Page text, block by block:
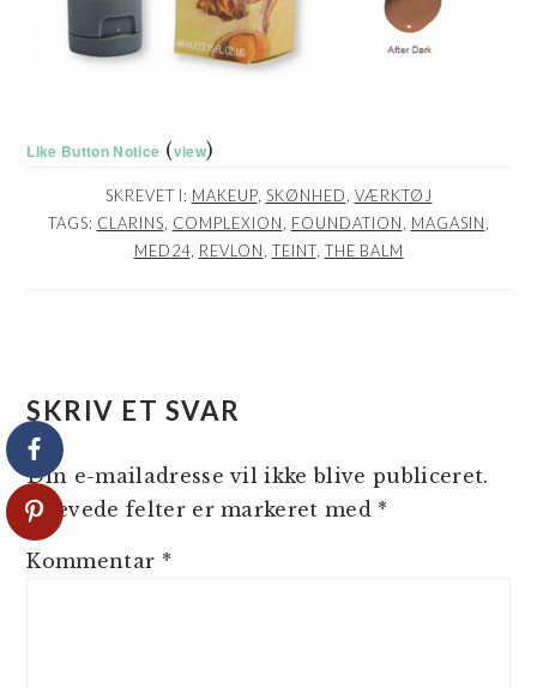
Like Button Notice (view)
SKREVET I: MAKEUP, SKØNHED, VÆRKTØJ
TAGS: CLARINS, COMPLEXION, FOUNDATION, MAGASIN,
MED24, REVLON, TEINT, THE BALM
SKRIV ET SVAR
Din e-mailadresse vil ikke blive publiceret.
Krævede felter er markeret med *
Kommentar *